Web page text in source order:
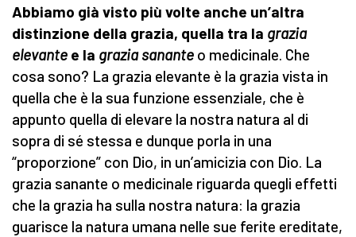
Abbiamo già visto più volte anche un’altra
distinzione della grazia, quella tra la grazia
elevante e la grazia sanante o medicinale. Che
cosa sono? La grazia elevante è la grazia vista in
quella che è la sua funzione essenziale, che è
appunto quella di elevare la nostra natura al di
sopra di sé stessa e dunque porla in una
“proporzione” con Dio, in un’amicizia con Dio. La
grazia sanante o medicinale riguarda quegli effetti
che la grazia ha sulla nostra natura: la grazia
guarisce la natura umana nelle sue ferite ereditate,